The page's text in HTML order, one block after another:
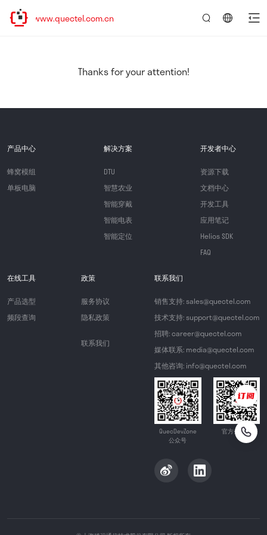
https://www.quectel.com.cn
Thanks for your attention!
产品中心
蜂窝模组
单板电脑
解决方案
DTU
智慧农业
智能穿戴
智能电表
智能定位
开发者中心
资源下载
文档中心
开发工具
应用笔记
Helios SDK
FAQ
在线工具
产品选型
频段查询
政策
服务协议
隐私政策
联系我们
联系我们
销售支持: sales@quectel.com
技术支持: support@quectel.com
招聘: career@quectel.com
媒体联系: media@quectel.com
其他咨询: info@quectel.com
QuecDevZone
公众号
官方公众号